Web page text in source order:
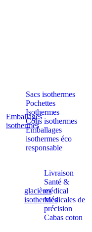
Emballages
isothermes
Sacs isothermes
Pochettes
Isothermes
Colis isothermes
Emballages
isothermes éco
responsable
glacières
isothermes
Livraison
Santé &
médical
Médicales de
précision
Cabas coton